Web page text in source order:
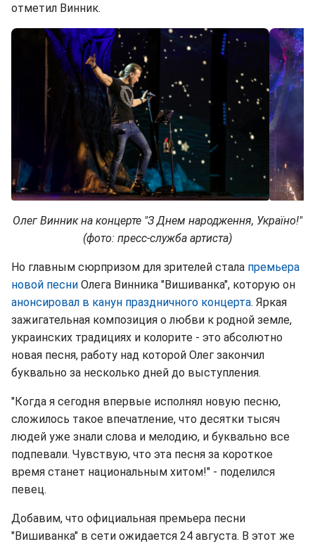
отметил Винник.
Олег Винник на концерте "З Днем народження, Україно!"
(фото: пресс-служба артиста)
Но главным сюрпризом для зрителей стала премьера
новой песни Олега Винника "Вишиванка", которую он
анонсировал в канун праздничного концерта. Яркая
зажигательная композиция о любви к родной земле,
украинских традициях и колорите - это абсолютно
новая песня, работу над которой Олег закончил
буквально за несколько дней до выступления.
"Когда я сегодня впервые исполнял новую песню,
сложилось такое впечатление, что десятки тысяч
людей уже знали слова и мелодию, и буквально все
подпевали. Чувствую, что эта песня за короткое
время станет национальным хитом!" - поделился
певец.
Добавим, что официальная премьера песни
"Вишиванка" в сети ожидается 24 августа. В этот же